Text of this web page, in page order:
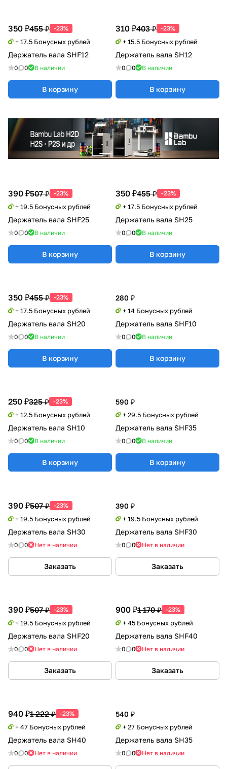
350 ₽455 ₽ -23%
+ 17.5 Бонусных рублей
Держатель вала SHF12
0 0 В наличии
В корзину
310 ₽403 ₽ -23%
+ 15.5 Бонусных рублей
Держатель вала SH12
0 0 В наличии
В корзину
390 ₽507 ₽ -23%
+ 19.5 Бонусных рублей
Держатель вала SHF25
0 0 В наличии
В корзину
350 ₽455 ₽ -23%
+ 17.5 Бонусных рублей
Держатель вала SH25
0 0 В наличии
В корзину
350 ₽455 ₽ -23%
+ 17.5 Бонусных рублей
Держатель вала SH20
0 0 В наличии
В корзину
280 ₽
+ 14 Бонусных рублей
Держатель вала SHF10
0 0 В наличии
В корзину
250 ₽325 ₽ -23%
+ 12.5 Бонусных рублей
Держатель вала SH10
0 0 В наличии
В корзину
590 ₽
+ 29.5 Бонусных рублей
Держатель вала SHF35
0 0 В наличии
В корзину
390 ₽507 ₽ -23%
+ 19.5 Бонусных рублей
Держатель вала SH30
0 0 Нет в наличии
Заказать
390 ₽
+ 19.5 Бонусных рублей
Держатель вала SHF30
0 0 Нет в наличии
Заказать
390 ₽507 ₽ -23%
+ 19.5 Бонусных рублей
Держатель вала SHF20
0 0 Нет в наличии
Заказать
900 ₽1 170 ₽ -23%
+ 45 Бонусных рублей
Держатель вала SHF40
0 0 Нет в наличии
Заказать
940 ₽1 222 ₽ -23%
+ 47 Бонусных рублей
Держатель вала SH40
0 0 Нет в наличии
540 ₽
+ 27 Бонусных рублей
Держатель вала SH35
0 0 Нет в наличии